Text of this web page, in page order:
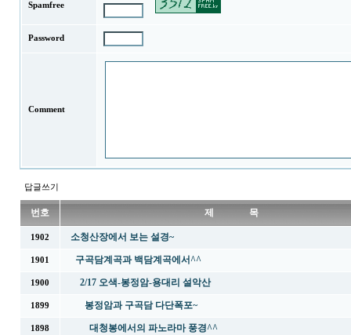
Spamfree
Password
Comment
답글쓰기
번호 제 목
1902 소청산장에서 보는 설경~
1901 구곡담계곡과 백담계곡에서^^
1900 2/17 오색-봉정암-용대리 설악산
1899 봉정암과 구곡담 다단폭포~
1898 대청봉에서의 파노라마 풍경^^